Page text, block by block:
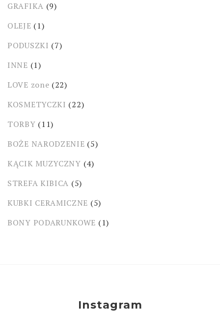
GRAFIKA (9)
OLEJE (1)
PODUSZKI (7)
INNE (1)
LOVE zone (22)
KOSMETYCZKI (22)
TORBY (11)
BOŻE NARODZENIE (5)
KĄCIK MUZYCZNY (4)
STREFA KIBICA (5)
KUBKI CERAMICZNE (5)
BONY PODARUNKOWE (1)
Instagram